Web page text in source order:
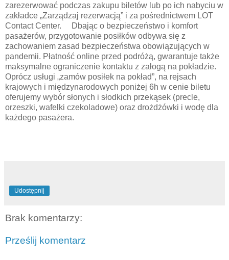
zarezerwować podczas zakupu biletów lub po ich nabyciu w
zakładce „Zarządzaj rezerwacją” i za pośrednictwem LOT
Contact Center. Dbając o bezpieczeństwo i komfort
pasażerów, przygotowanie posiłków odbywa się z
zachowaniem zasad bezpieczeństwa obowiązujących w
pandemii. Płatność online przed podróżą, gwarantuje także
maksymalne ograniczenie kontaktu z załogą na pokładzie.
Oprócz usługi „zamów posiłek na pokład”, na rejsach
krajowych i międzynarodowych poniżej 6h w cenie biletu
oferujemy wybór słonych i słodkich przekąsek (precle,
orzeszki, wafelki czekoladowe) oraz drożdżówki i wodę dla
każdego pasażera.
Udostępnij
Brak komentarzy:
Prześlij komentarz